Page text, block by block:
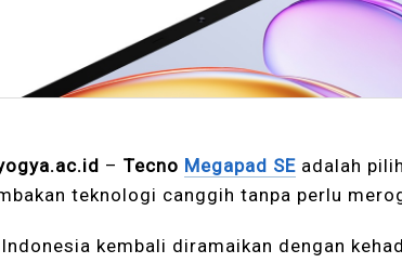
–Tecno Megapad SE adalah
teknologi canggih tanpa perlu
kembali diramaikan dengan